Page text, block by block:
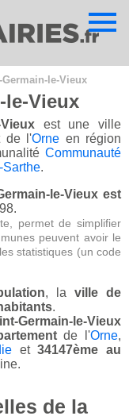
le-Vieux
le-Vieux
est une ville
de l'Orne en région
Communauté
Sarthe.
le-Vieux est
permet de simplifier
peuvent avoir le
statistiques (un code
, laville de
.
Germain-le-Vieux
de l'Orne,
et34147ème au
de la